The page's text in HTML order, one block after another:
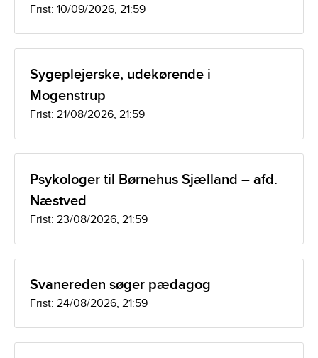
Frist: 10/09/2026, 21:59
Sygeplejerske, udekørende i
Mogenstrup
Frist: 21/08/2026, 21:59
Psykologer til Børnehus Sjælland – afd.
Næstved
Frist: 23/08/2026, 21:59
Svanereden søger pædagog
Frist: 24/08/2026, 21:59